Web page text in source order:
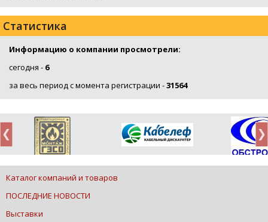
Статистика
Информацию о компании просмотрели:
сегодня - 6
за весь период с момента регистрации -31564
Каталог компаний и товаров
ПОСЛЕДНИЕ НОВОСТИ
Выставки